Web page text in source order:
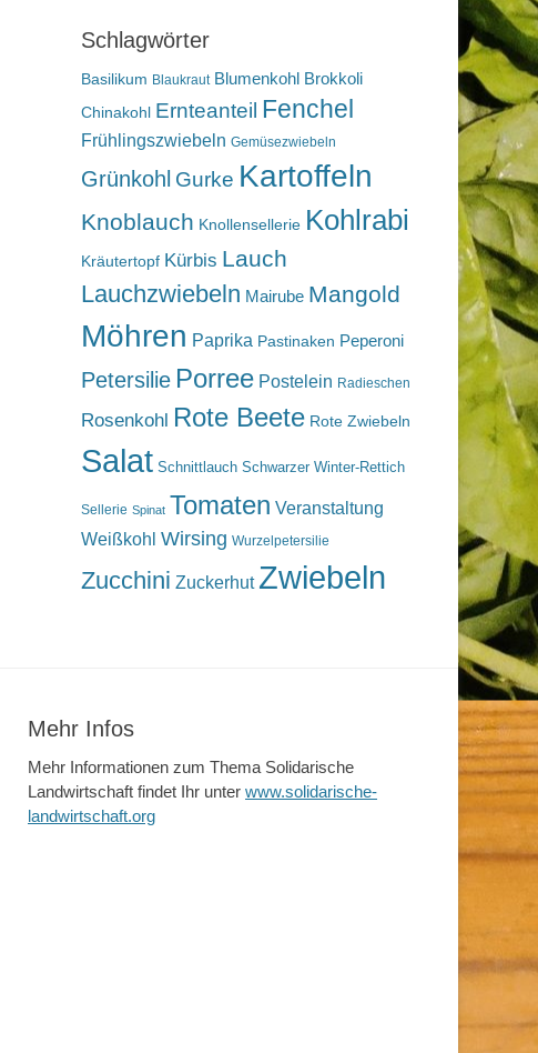
Schlagwörter
Basilikum Blaukraut Blumenkohl Brokkoli
Chinakohl Ernteanteil Fenchel
Frühlingszwiebeln Gemüsezwiebeln
Grünkohl Gurke Kartoffeln
Knoblauch Knollensellerie Kohlrabi
Kräutertopf Kürbis Lauch
Lauchzwiebeln Mairube Mangold
Möhren Paprika Pastinaken Peperoni
Petersilie Porree Postelein Radieschen
Rosenkohl Rote Beete Rote Zwiebeln
Salat Schnittlauch Schwarzer Winter-Rettich
Sellerie Spinat Tomaten Veranstaltung
Weißkohl Wirsing Wurzelpetersilie
Zucchini Zuckerhut Zwiebeln
Mehr Infos
Mehr Informationen zum Thema Solidarische
Landwirtschaft findet Ihr unter www.solidarische-
landwirtschaft.org